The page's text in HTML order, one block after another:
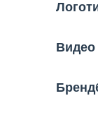
Видео